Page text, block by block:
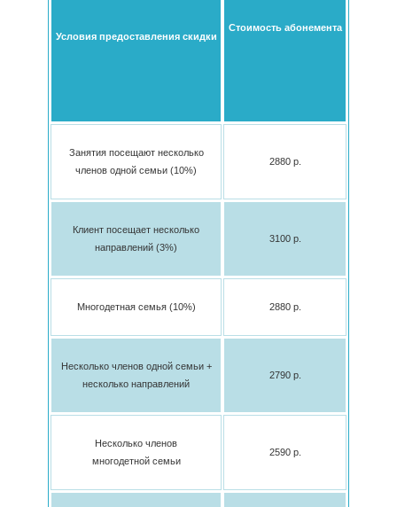
Условия предоставления скидки
Стоимость абонемента
Занятия посещают несколько
членов одной семьи (10%)
2880 p.
Клиент посещает несколько
направлений (3%)
3100 p.
Многодетная семья (10%) 2880 p.
Несколько членов одной семьи +
несколько направлений
2790 p.
Несколько членов
многодетной семьи
2590 p.